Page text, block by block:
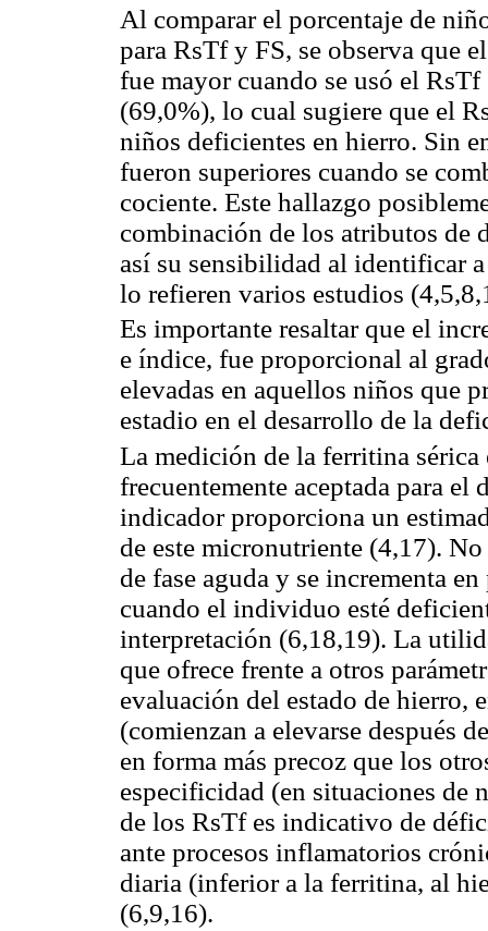
Al comparar el porcentaje de
para RsTf y FS, se observa que
fue mayor cuando se usó el
(69,0%), lo cual sugiere que el
niños deficientes en hierro. Sin
fueron superiores cuando se
cociente. Este hallazgo
combinación de los atributos de
así su sensibilidad al identificar
lo refieren varios estudios
Es importante resaltar que el
e índice, fue proporcional al
elevadas en aquellos niños que
estadio en el desarrollo de la
La medición de la ferritina
frecuentemente aceptada para
indicador proporciona un
de este micronutriente (4,17).
de fase aguda y se incrementa
cuando el individuo esté
interpretación (6,18,19). La
que ofrece frente a otros
evaluación del estado de hierro,
(comienzan a elevarse después
en forma más precoz que los
especificidad (en situaciones de
de los RsTf es indicativo de
ante procesos inflamatorios
diaria (inferior a la ferritina, al
(6,9,16).